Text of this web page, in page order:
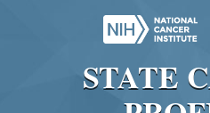
STATE